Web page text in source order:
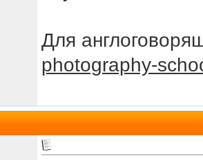
Для
photography-